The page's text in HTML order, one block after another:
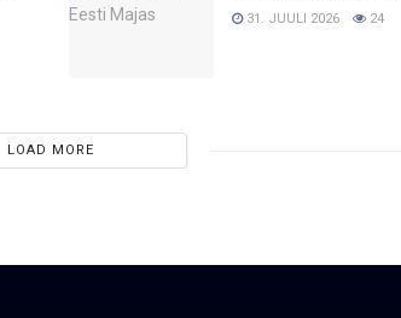
31. JUULI 2026 24
LOAD MORE